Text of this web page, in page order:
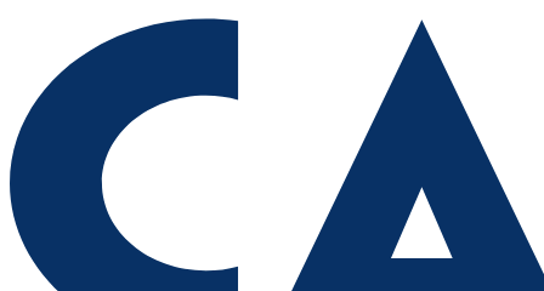
Юнармейцы Промышленного района осваивают беспилотные
07.08.2026 | 11:47
В двух городах выявили загрязнение воздуха из-за горящей
свалки
07.08.2026 | 11:40
В Самаре продолжается обновление парка имени Щорса
07.08.2026 | 11:36
В Красноярском районе проверили безопасность и ремонт в
школах и детсадах
07.08.2026 | 11:31
Жители Отрадного проходят исследования на современном
компьютерном томографе